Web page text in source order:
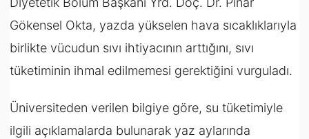
Gökensel Okta, yazda yükselen hava sıcaklıklarıyla
birlikte vücudun sıvı ihtiyacının arttığını, sıvı
tüketiminin ihmal edilmemesi gerektiğini vurguladı.
Üniversiteden verilen bilgiye göre, su tüketimiyle
ilgili açıklamalarda bulunarak yaz aylarında